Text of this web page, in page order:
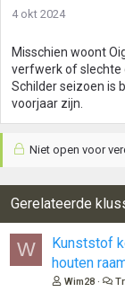
4 okt 2024
Misschien woont
verfwerk of slechte
Schilder seizoen is
voorjaar zijn.
Niet open voor
Gerelateerde
W
Kunststof
houten
Wim28